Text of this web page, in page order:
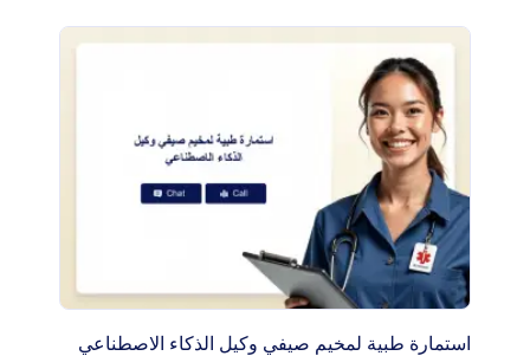
استمارة طبية لمخيم صيفي وكيل الذكاء الاصطناعي